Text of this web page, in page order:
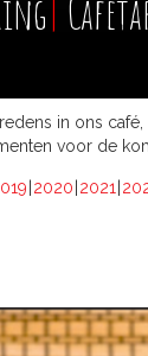
in ons
voor de
2020 2021